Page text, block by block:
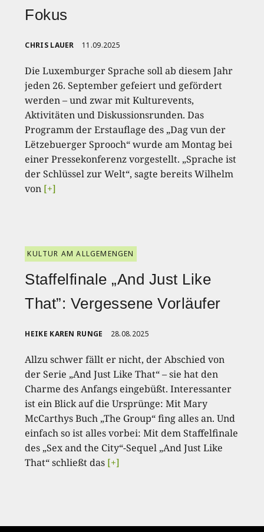
Fokus
CHRIS LAUER 11.09.2025
Die Luxemburger Sprache soll ab diesem Jahr
jeden 26. September gefeiert und gefördert
werden – und zwar mit Kulturevents,
Aktivitäten und Diskussionsrunden. Das
Programm der Erstauflage des „Dag vun der
Lëtzebuerger Sprooch“ wurde am Montag bei
einer Pressekonferenz vorgestellt. „Sprache ist
der Schlüssel zur Welt“, sagte bereits Wilhelm
von [+]
KULTUR AM ALLGEMENGEN
Staffelfinale „And Just Like
That”: Vergessene Vorläufer
HEIKE KAREN RUNGE 28.08.2025
Allzu schwer fällt er nicht, der Abschied von
der Serie „And Just Like That“ – sie hat den
Charme des Anfangs eingebüßt. Interessanter
ist ein Blick auf die Ursprünge: Mit Mary
McCarthys Buch „The Group“ fing alles an. Und
einfach so ist alles vorbei: Mit dem Staffelfinale
des „Sex and the City“-Sequel „And Just Like
That“ schließt das [+]